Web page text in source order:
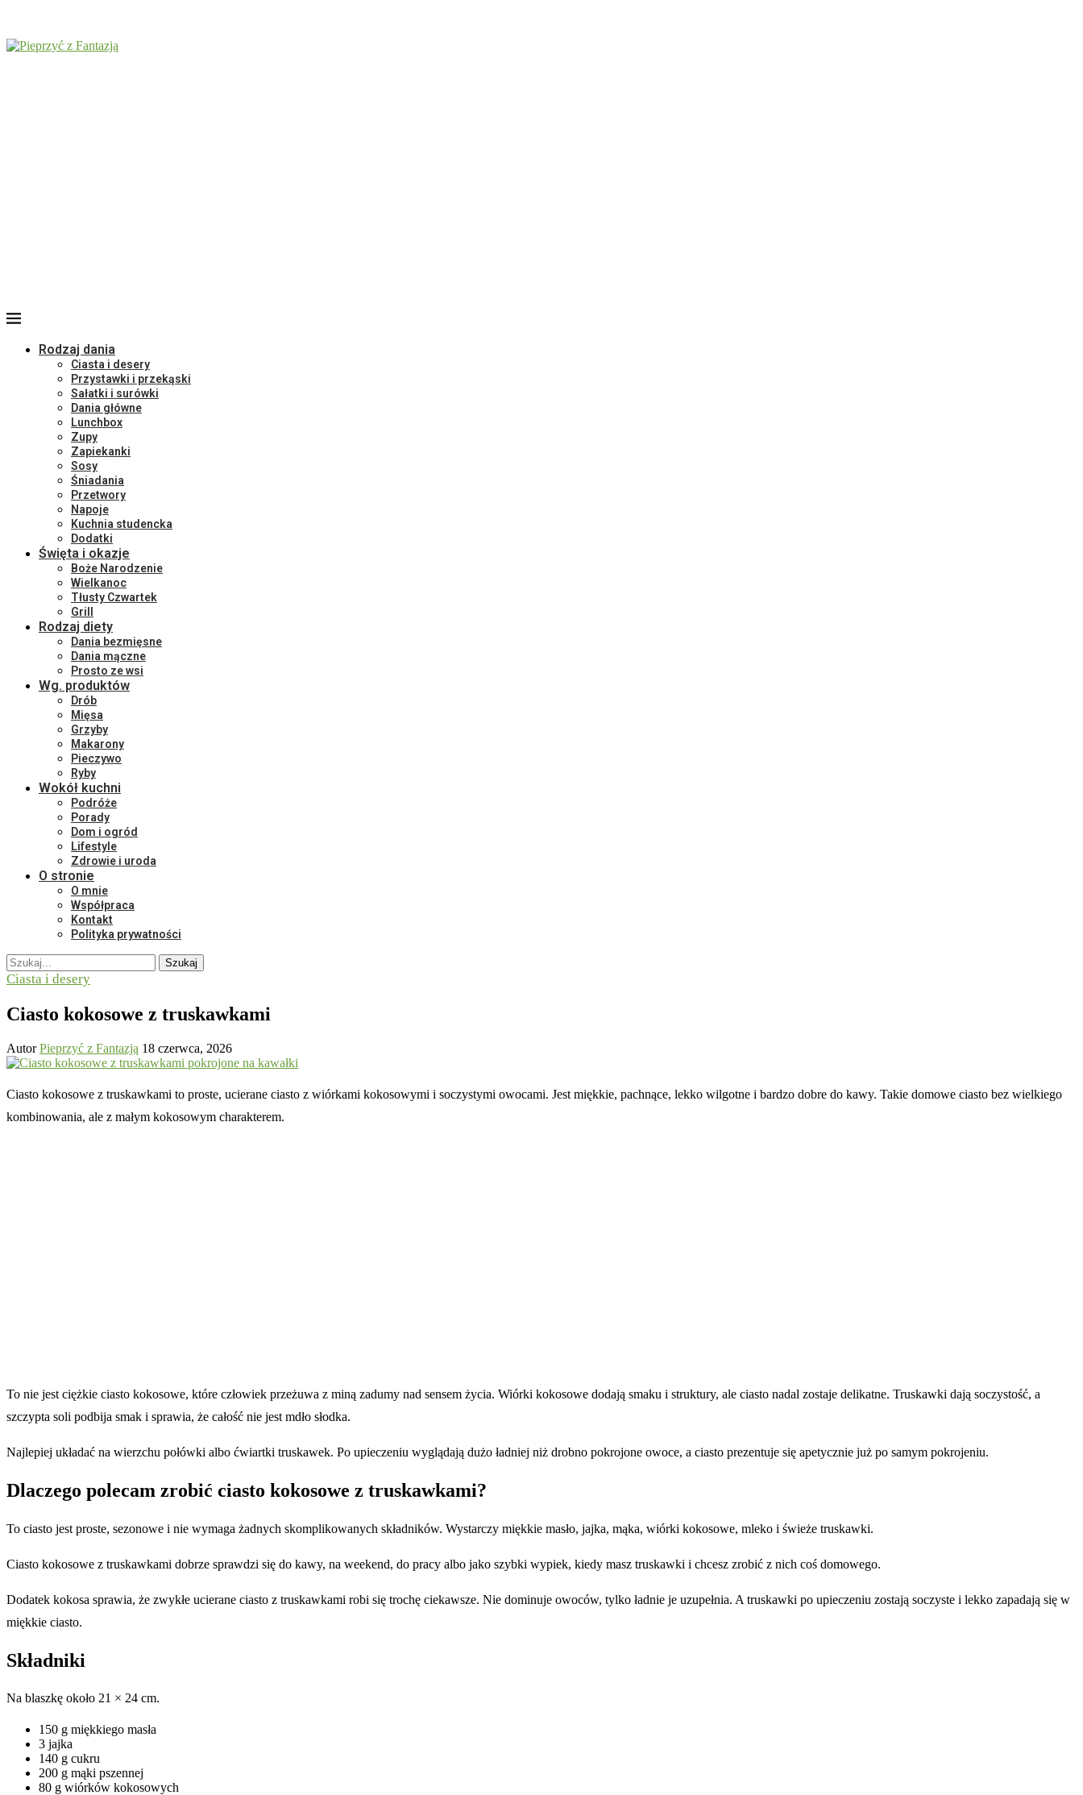
Rodzaj dania
Ciasta i desery
Przystawki i przekąski
Sałatki i surówki
Dania główne
Lunchbox
Zupy
Zapiekanki
Sosy
Śniadania
Przetwory
Napoje
Kuchnia studencka
Dodatki
Święta i okazje
Boże Narodzenie
Wielkanoc
Tłusty Czwartek
Grill
Rodzaj diety
Dania bezmięsne
Dania mączne
Prosto ze wsi
Wg. produktów
Drób
Mięsa
Grzyby
Makarony
Pieczywo
Ryby
Wokół kuchni
Podróże
Porady
Dom i ogród
Lifestyle
Zdrowie i uroda
O stronie
O mnie
Współpraca
Kontakt
Polityka prywatności
Szukaj
Ciasta i desery
Ciasto kokosowe z truskawkami
AutorPieprzyć z Fantazją 18 czerwca, 2026
Ciasto kokosowe z truskawkami to proste, ucierane ciasto z wiórkami kokosowymi i soczystymi owocami. Jest miękkie, pachnące, lekko wilgotne i bardzo dobre do kawy. Takie domowe ciasto bez wielkiego
kombinowania, ale z małym kokosowym charakterem.
To nie jest ciężkie ciasto kokosowe, które człowiek przeżuwa z miną zadumy nad sensem życia. Wiórki kokosowe dodają smaku i struktury, ale ciasto nadal zostaje delikatne. Truskawki dają soczystość, a
szczypta soli podbija smak i sprawia, że całość nie jest mdło słodka.
Najlepiej układać na wierzchu połówki albo ćwiartki truskawek. Po upieczeniu wyglądają dużo ładniej niż drobno pokrojone owoce, a ciasto prezentuje się apetycznie już po samym pokrojeniu.
Dlaczego polecam zrobić ciasto kokosowe z truskawkami?
To ciasto jest proste, sezonowe i nie wymaga żadnych skomplikowanych składników. Wystarczy miękkie masło, jajka, mąka, wiórki kokosowe, mleko i świeże truskawki.
Ciasto kokosowe z truskawkami dobrze sprawdzi się do kawy, na weekend, do pracy albo jako szybki wypiek, kiedy masz truskawki i chcesz zrobić z nich coś domowego.
Dodatek kokosa sprawia, że zwykłe ucierane ciasto z truskawkami robi się trochę ciekawsze. Nie dominuje owoców, tylko ładnie je uzupełnia. A truskawki po upieczeniu zostają soczyste i lekko zapadają się w
miękkie ciasto.
Składniki
Na blaszkę około 21 × 24 cm.
150 g miękkiego masła
3 jajka
140 g cukru
200 g mąki pszennej
80 g wiórków kokosowych